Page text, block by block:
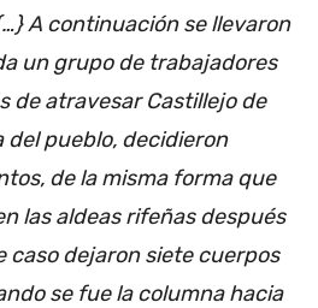
A continuación se llevaron
un grupo de trabajadores
de atravesar Castillejo de
del pueblo, decidieron
de la misma forma que
las aldeas rifeñas después
caso dejaron siete cuerpos
se fue la columna hacia